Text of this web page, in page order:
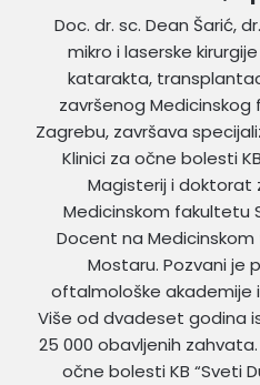
Doc. dr. sc. Dean Šarić,
mikro i laserske
katarakta,
završenog
Zagrebu, završava
Klinici za očne bolesti
Magisterij i doktorat
Medicinskom fakultetu
Docent na
Mostaru. Pozvani je
oftalmološke akademije
Više od dvadeset godina
25 000 obavljenih
očne bolesti KB “Sveti